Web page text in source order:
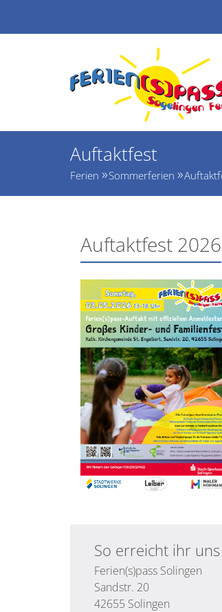
Auftaktfest
Ferien Sommerferien
Auftaktfest 2026
So erreicht ihr uns
Ferien(s)pass Solingen
Sandstr. 20
42655 Solingen